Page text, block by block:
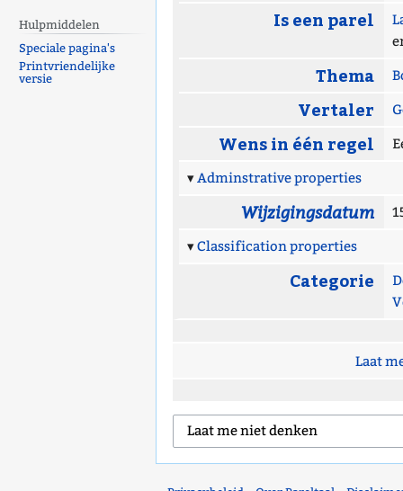
Is een parel
Thema
Vertaler
Wens in één regel
Adminstrative properties
Wijzigingsdatum
Classification properties
Categorie
Laat
Hulpmiddelen
Speciale pagina's
Printvriendelijke
versie